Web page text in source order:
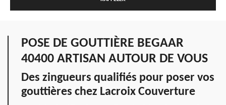
POSE DE GOUTTIÈRE BEGAAR
40400 ARTISAN AUTOUR DE VOUS
Des zingueurs qualifiés pour poser vos
gouttières chez Lacroix Couverture